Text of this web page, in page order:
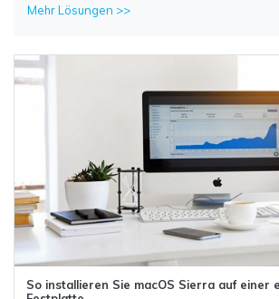
Mehr Lösungen >>
So installieren Sie macOS Sierra auf einer